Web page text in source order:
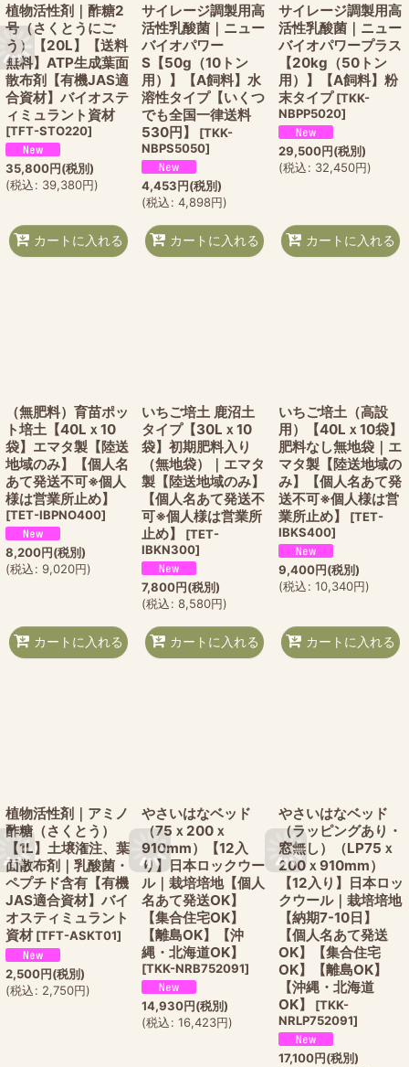
植物活性剤｜酢糖2
号（さくとうにご
う）【20L】【送料
無料】ATP生成葉面
散布剤【有機JAS適
合資材】バイオステ
ィミュラント資材
[TFT-STO220]
35,800円(税別)
(税込: 39,380円)
カートに入れる
サイレージ調製用高
活性乳酸菌｜ニュー
バイオパワー
S【50g（10トン
用）】【A飼料】水
溶性タイプ【いくつ
でも全国一律送料
530円】
[TKK-
NBPS5050]
4,453円(税別)
(税込: 4,898円)
カートに入れる
サイレージ調製用高
活性乳酸菌｜ニュー
バイオパワープラス
【20kg（50トン
用）】【A飼料】粉
末タイプ [TKK-
NBPP5020]
29,500円(税別)
(税込: 32,450円)
カートに入れる
（無肥料）育苗ポッ
ト培土【40Lｘ10
袋】エマタ製【陸送
地域のみ】【個人名
あて発送不可※個人
様は営業所止め】
[TET-IBPNO400]
8,200円(税別)
(税込: 9,020円)
カートに入れる
いちご培土 鹿沼土
タイプ【30Lｘ10
袋】初期肥料入り
（無地袋）｜エマタ
製【陸送地域のみ】
【個人名あて発送不
可※個人様は営業所
止め】
[TET-
IBKN300]
7,800円(税別)
(税込: 8,580円)
カートに入れる
いちご培土（高設
用）【40Lｘ10袋】
肥料なし無地袋｜エ
マタ製【陸送地域の
み】【個人名あて発
送不可※個人様は営
業所止め】
[TET-
IBKS400]
9,400円(税別)
(税込: 10,340円)
カートに入れる
植物活性剤｜アミノ
酢糖（さくとう）
【1L】土壌潅注、葉
面散布剤｜乳酸菌・
ペプチド含有【有機
JAS適合資材】バイ
オスティミュラント
資材 [TFT-ASKT01]
2,500円(税別)
(税込: 2,750円)
やさいはなベッド
（75ｘ200ｘ
910mm）【12入
り】日本ロックウー
ル｜栽培培地【個人
名あて発送OK】
【集合住宅OK】
【離島OK】【沖
縄・北海道OK】
[TKK-NRB752091]
14,930円(税別)
(税込: 16,423円)
やさいはなベッド
（ラッピングあり・
窓無し）（LP75ｘ
200ｘ910mm）
【12入り】日本ロッ
クウール｜栽培培地
【納期7-10日】
【個人名あて発送
OK】【集合住宅
OK】【離島OK】
【沖縄・北海道
OK】
[TKK-
NRLP752091]
17,100円(税別)